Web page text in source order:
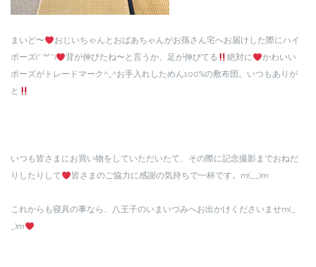
まいど〜
おじいちゃんとおばあちゃんがお孫さん宅へお届けした際にハイ
ポーズ(*´꒳`*)
背が伸びたね〜と言うか、足が伸びてる 絶対に
かわいい
ポーズがトレードマーク^_^お手入れしためん100%の敷布団。いつもありが
と
いつも皆さまにお買い物をしていただいたて、その際に記念撮影までおねだ
りしたりして
皆さまのご協力に感謝の気持ちで一杯です。m(__)m
これからも寝具の事なら、八王子のいまいづみへお出かけくださいませm(_
_)m